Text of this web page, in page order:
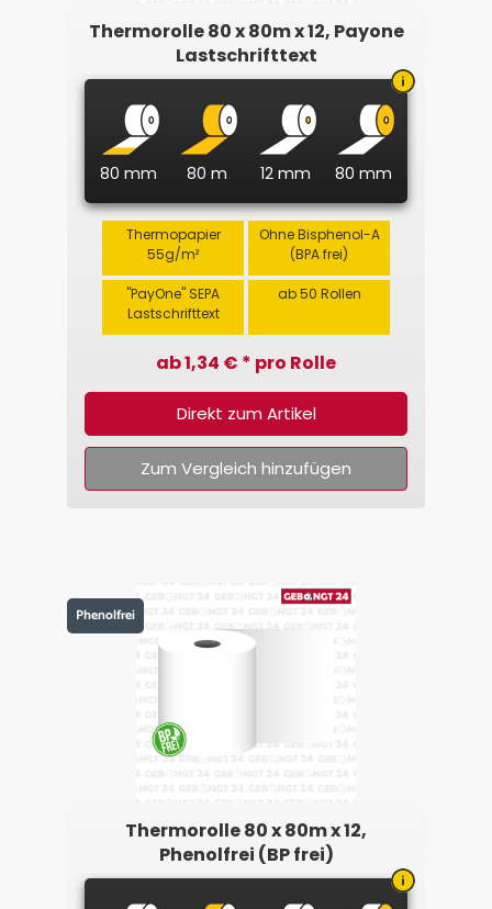
Thermorolle 80 x 80m x 12, Payone
Lastschrifttext
80 mm 80 m 12 mm 80 mm
Thermopapier
55g/m²
Ohne Bisphenol-A
(BPA frei)
"PayOne" SEPA
Lastschrifttext
ab 50 Rollen
ab 1,34 € * pro Rolle
Direkt zum Artikel
Zum Vergleich hinzufügen
Phenolfrei
Thermorolle 80 x 80m x 12,
Phenolfrei (BP frei)